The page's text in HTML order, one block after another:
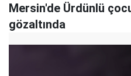
Mersin'de Ürdünlü
gözaltında